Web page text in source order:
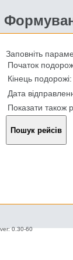
Заповніть
Початок
Кінець подорожі:
Дата
Показати також
ver: 0.30-60